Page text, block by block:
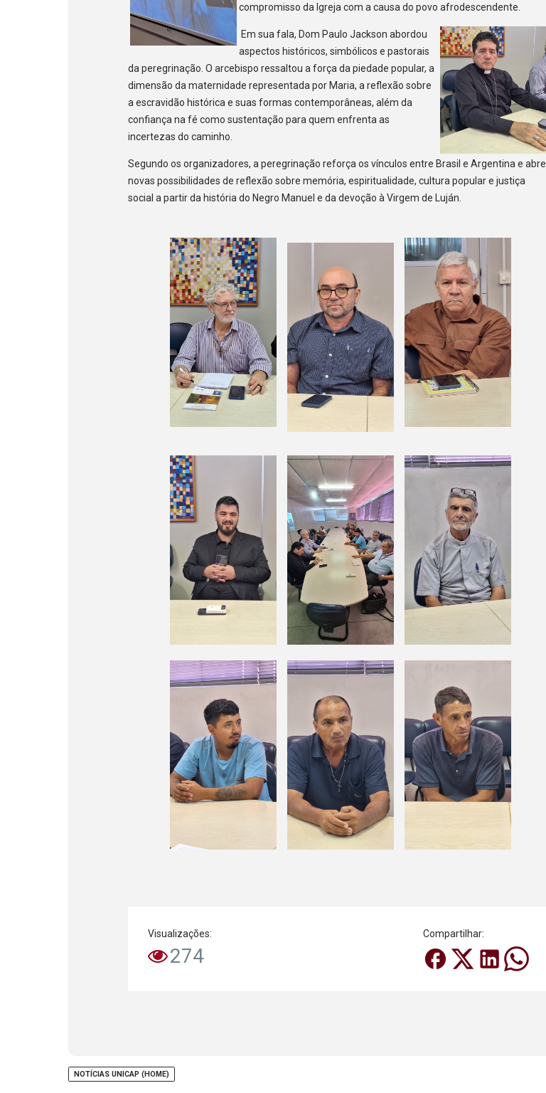
compromisso da Igreja com a causa do povo afrodescendente.
Em sua fala, Dom Paulo Jackson abordou
aspectos históricos, simbólicos e pastorais
da peregrinação. O arcebispo ressaltou a força da piedade popular, a
dimensão da maternidade representada por Maria, a reflexão sobre
a escravidão histórica e suas formas contemporâneas, além da
confiança na fé como sustentação para quem enfrenta as
incertezas do caminho.
Segundo os organizadores, a peregrinação reforça os vínculos entre Brasil e Argentina e abre
novas possibilidades de reflexão sobre memória, espiritualidade, cultura popular e justiça
social a partir da história do Negro Manuel e da devoção à Virgem de Luján.
Visualizações:
274
Compartilhar:
NOTÍCIAS UNICAP (HOME)